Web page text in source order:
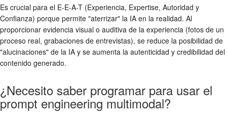
Es crucial para el E-E-A-T (Experiencia, Expertise, Autoridad y
Confianza) porque permite "aterrizar" la IA en la realidad. Al
proporcionar evidencia visual o auditiva de la experiencia (fotos de un
proceso real, grabaciones de entrevistas), se reduce la posibilidad de
"alucinaciones" de la IA y se aumenta la autenticidad y credibilidad del
contenido generado.
¿Necesito saber programar para usar el
prompt engineering multimodal?